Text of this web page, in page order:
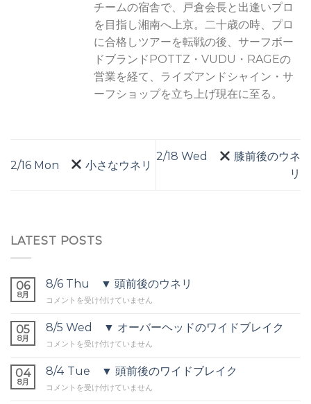
チームの宿舎で、戸倉会長と出逢いプロ
を目指し湘南へ上京。二十歳の時、プロ
に合格しツアーを転戦の後、サーフボー
ドブランドPOTTZ・VUDU・RAGEの
営業を経て、ライズアンドシャイン・サ
ーフショップを立ち上げ現在に至る。
2/16 Mon 小さなウネリ
2/18 Wed
膝前後のウネ
リ
LATEST POSTS
06
8月
8/6 Thu ▼ 頭前後のウネリ
8/6
▼
頭
前
の
ネ
コメントを受け付けていません
05
8月
8/5 Wed ▼ オーバーヘッドのワイドブレイク
8/5
▼
オ
ー
コメントを受け付けていません
04
8月
8/4 Tue ▼ 頭前後のワイドブレイク
8/4
コメントを受け付けていません